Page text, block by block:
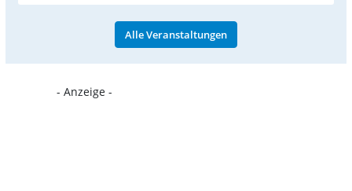
Alle Veranstaltungen
- Anzeige -